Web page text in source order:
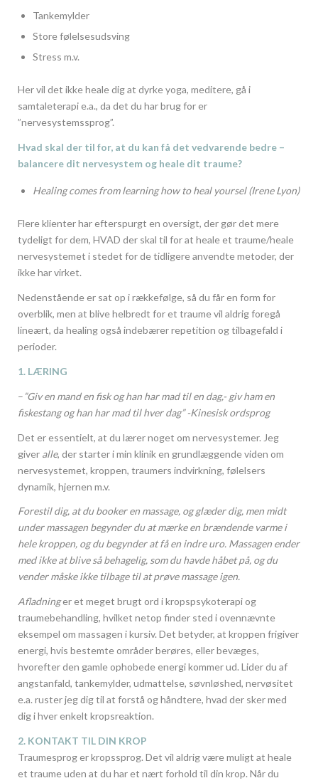
Tankemylder
Store følelsesudsving
Stress m.v.
Her vil det ikke heale dig at dyrke yoga, meditere, gå i
samtaleterapi e.a., da det du har brug for er
”nervesystemssprog”.
Hvad skal der til for, at du kan få det vedvarende bedre –
balancere dit nervesystem og heale dit traume?
Healing comes from learning how to heal yoursel (Irene Lyon)
Flere klienter har efterspurgt en oversigt, der gør det mere
tydeligt for dem, HVAD der skal til for at heale et traume/heale
nervesystemet i stedet for de tidligere anvendte metoder, der
ikke har virket.
Nedenstående er sat op i rækkefølge, så du får en form for
overblik, men at blive helbredt for et traume vil aldrig foregå
lineært, da healing også indebærer repetition og tilbagefald i
perioder.
1. LÆRING
–”Giv en mand en fisk og han har mad til en dag,- giv ham en
fiskestang og han har mad til hver dag” -Kinesisk ordsprog
Det er essentielt, at du lærer noget om nervesystemer. Jeg
giver alle, der starter i min klinik en grundlæggende viden om
nervesystemet, kroppen, traumers indvirkning, følelsers
dynamik, hjernen m.v.
Forestil dig, at du booker en massage, og glæder dig, men midt
under massagen begynder du at mærke en brændende varme i
hele kroppen, og du begynder at få en indre uro. Massagen ender
med ikke at blive så behagelig, som du havde håbet på, og du
vender måske ikke tilbage til at prøve massage igen.
Afladninger et meget brugt ord i kropspsykoterapi og
traumebehandling, hvilket netop finder sted i ovennævnte
eksempel om massagen i kursiv. Det betyder, at kroppen frigiver
energi, hvis bestemte områder berøres, eller bevæges,
hvorefter den gamle ophobede energi kommer ud. Lider du af
angstanfald, tankemylder, udmattelse, søvnløshed, nervøsitet
e.a. ruster jeg dig til at forstå og håndtere, hvad der sker med
dig i hver enkelt kropsreaktion.
2. KONTAKT TIL DIN KROP
Traumesprog er kropssprog. Det vil aldrig være muligt at heale
et traume uden at du har et nært forhold til din krop. Når du